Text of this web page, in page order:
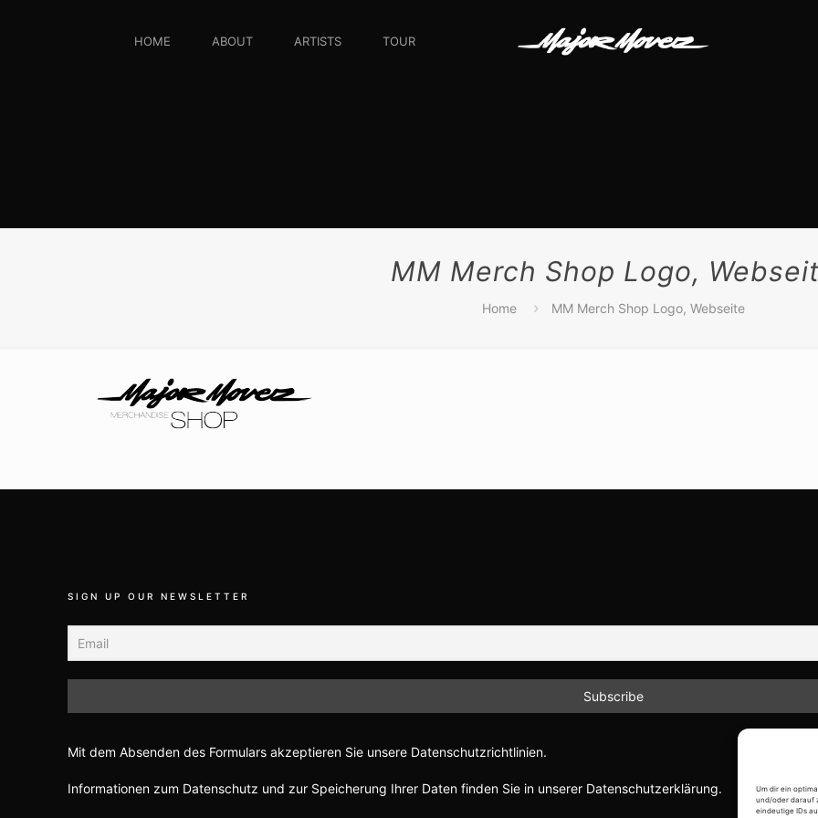
Um dir ein
und/oder darauf
eindeutige IDs
HOME ABOUT ARTISTS TOUR
MM Merch Shop Logo,
Home MM Merch Shop Logo, Webseite
SIGN UP OUR NEWSLETTER
Mit dem Absenden des Formulars akzeptieren Sie unsere Datenschutzrichtlinien.
Informationen zum Datenschutz und zur Speicherung Ihrer Daten finden Sie in unserer Datenschutzerklärung.